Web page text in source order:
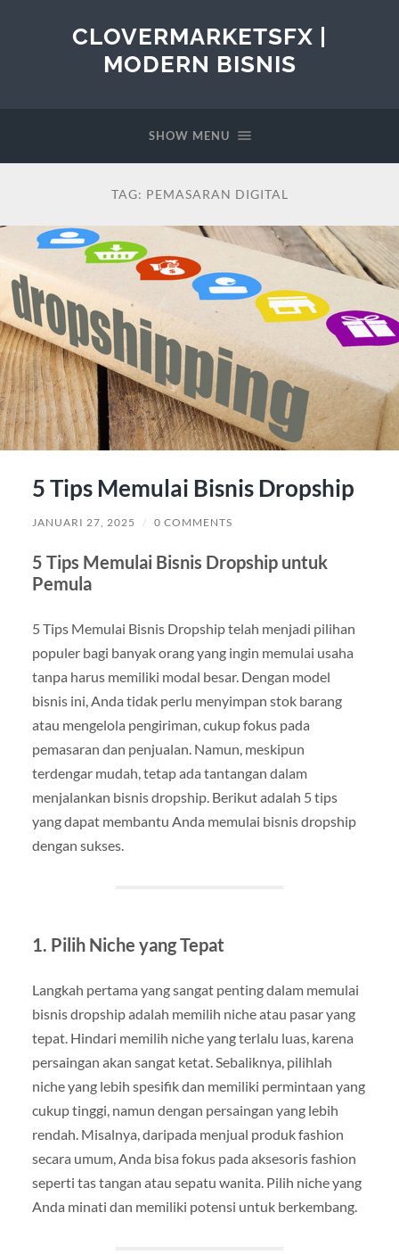
CLOVERMARKETSFX |
MODERN BISNIS
SHOW MENU
TAG: PEMASARAN DIGITAL
5 Tips Memulai Bisnis Dropship
JANUARI 27, 2025 / 0 COMMENTS
5 Tips Memulai Bisnis Dropship untuk
Pemula
5 Tips Memulai Bisnis Dropship telah menjadi pilihan
populer bagi banyak orang yang ingin memulai usaha
tanpa harus memiliki modal besar. Dengan model
bisnis ini, Anda tidak perlu menyimpan stok barang
atau mengelola pengiriman, cukup fokus pada
pemasaran dan penjualan. Namun, meskipun
terdengar mudah, tetap ada tantangan dalam
menjalankan bisnis dropship. Berikut adalah 5 tips
yang dapat membantu Anda memulai bisnis dropship
dengan sukses.
1. Pilih Niche yang Tepat
Langkah pertama yang sangat penting dalam memulai
bisnis dropship adalah memilih niche atau pasar yang
tepat. Hindari memilih niche yang terlalu luas, karena
persaingan akan sangat ketat. Sebaliknya, pilihlah
niche yang lebih spesifik dan memiliki permintaan yang
cukup tinggi, namun dengan persaingan yang lebih
rendah. Misalnya, daripada menjual produk fashion
secara umum, Anda bisa fokus pada aksesoris fashion
seperti tas tangan atau sepatu wanita. Pilih niche yang
Anda minati dan memiliki potensi untuk berkembang.